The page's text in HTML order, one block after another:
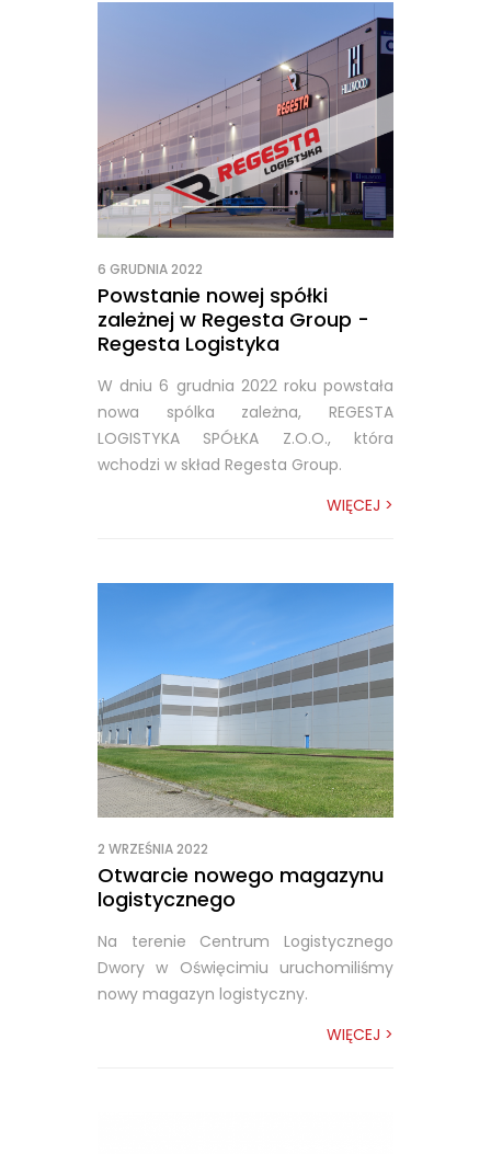
6 GRUDNIA 2022
Powstanie nowej spółki
zależnej w Regesta Group -
Regesta Logistyka
W dniu 6 grudnia 2022 roku powstała
nowa spólka zależna, REGESTA
LOGISTYKA SPÓŁKA Z.O.O., która
wchodzi w skład Regesta Group.
WIĘCEJ >
2 WRZEŚNIA 2022
Otwarcie nowego magazynu
logistycznego
Na terenie Centrum Logistycznego
Dwory w Oświęcimiu uruchomiliśmy
nowy magazyn logistyczny.
WIĘCEJ >